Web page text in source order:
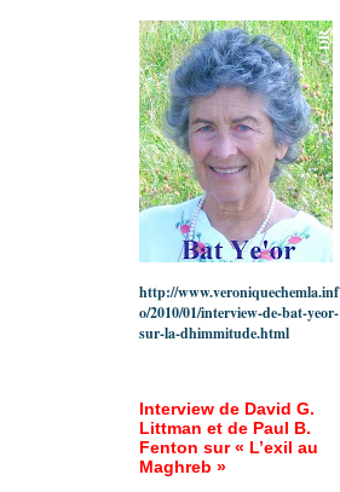
http://www.veroniquechemla.inf
o/2010/01/interview-de-bat-yeor-
sur-la-dhimmitude.html
Interview de David G.
Littman et de Paul B.
Fenton sur « L’exil au
Maghreb »